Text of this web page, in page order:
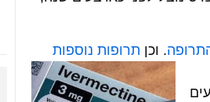
. וכן תרופות נוספות